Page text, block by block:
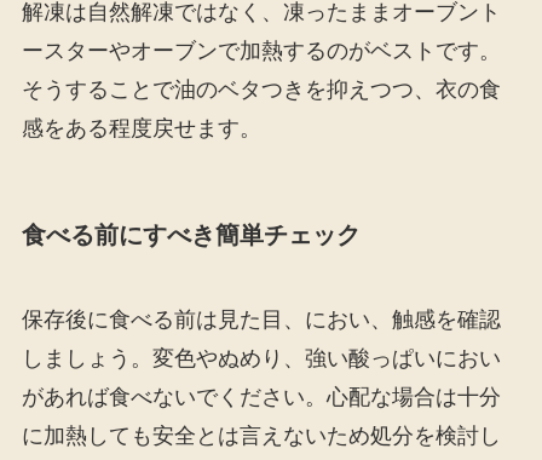
解凍は自然解凍ではなく、凍ったままオーブント
ースターやオーブンで加熱するのがベストです。
そうすることで油のベタつきを抑えつつ、衣の食
感をある程度戻せます。
食べる前にすべき簡単チェック
保存後に食べる前は見た目、におい、触感を確認
しましょう。変色やぬめり、強い酸っぱいにおい
があれば食べないでください。心配な場合は十分
に加熱しても安全とは言えないため処分を検討し